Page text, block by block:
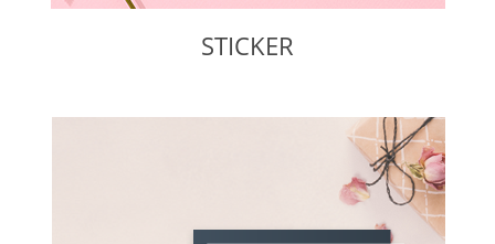
STICKER